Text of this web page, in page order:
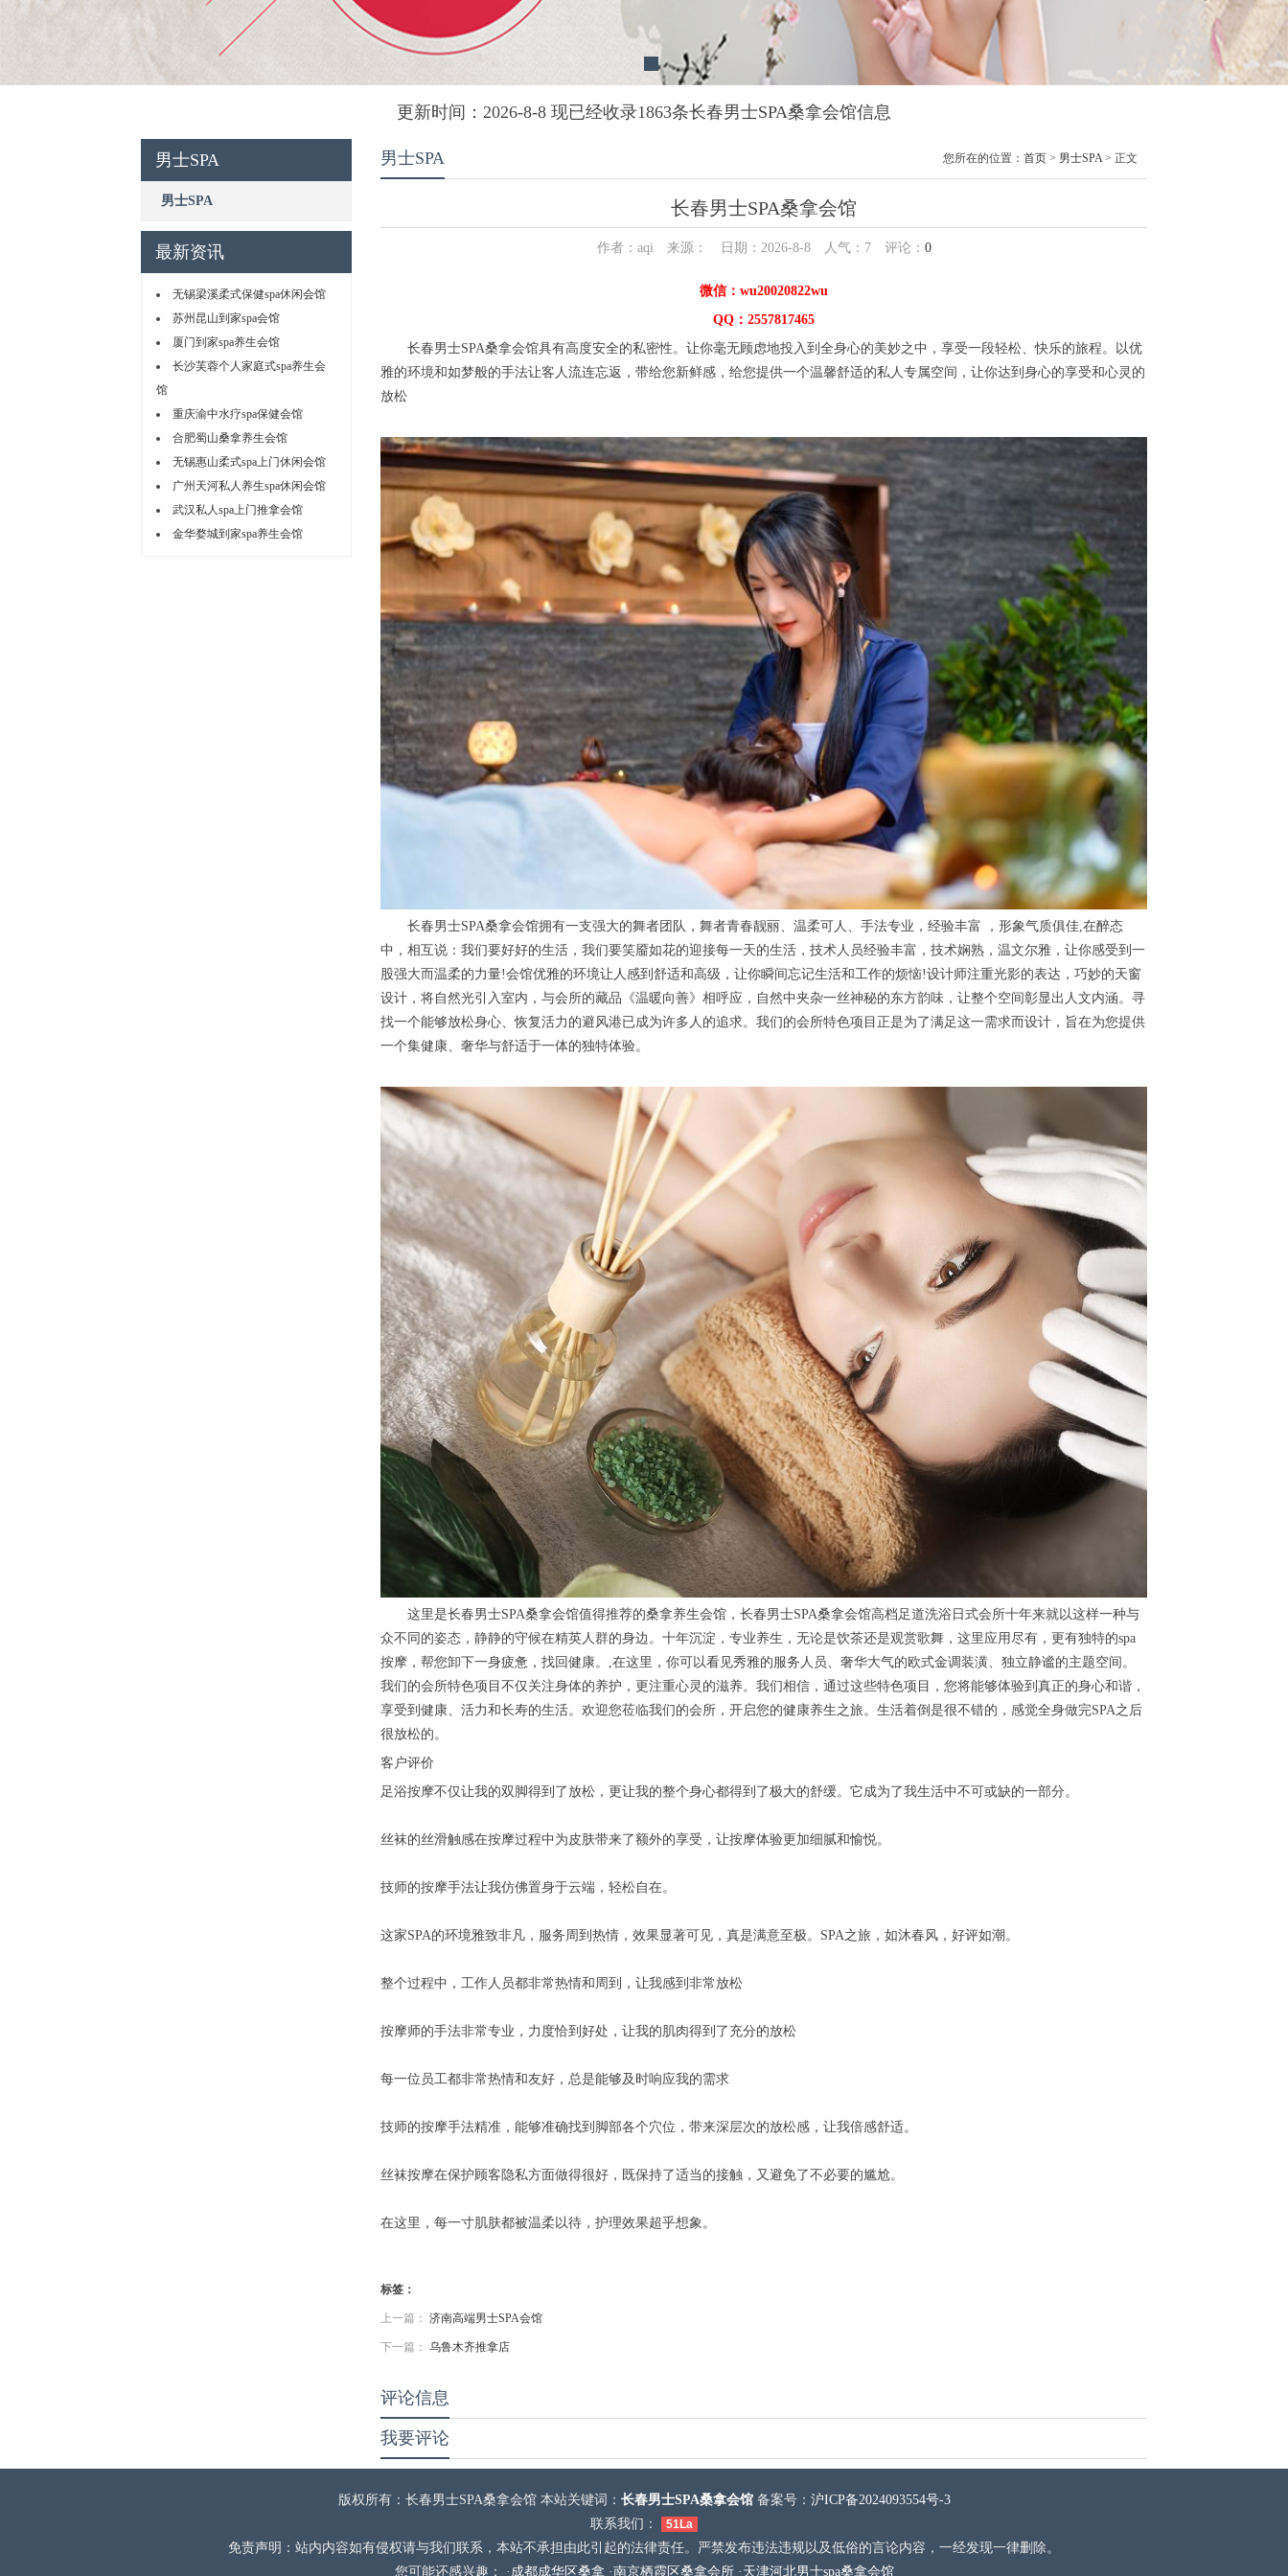
更新时间：2026-8-8 现已经收录1863条长春男士SPA桑拿会馆信息
男士SPA
男士SPA
最新资讯
无锡梁溪柔式保健spa休闲会馆
苏州昆山到家spa会馆
厦门到家spa养生会馆
长沙芙蓉个人家庭式spa养生会
馆
重庆渝中水疗spa保健会馆
合肥蜀山桑拿养生会馆
无锡惠山柔式spa上门休闲会馆
广州天河私人养生spa休闲会馆
武汉私人spa上门推拿会馆
金华婺城到家spa养生会馆
男士SPA 您所在的位置： 首页 > 男士SPA> 正文
长春男士SPA桑拿会馆
作者：aqi 来源： 日期：2026-8-8 人气： 7评论： 0
微信：wu20020822wu
QQ：2557817465
长春男士SPA桑拿会馆具有高度安全的私密性。让你毫无顾虑地投入到全身心的美妙之中，享受一段轻松、快乐的旅程。以优
雅的环境和如梦般的手法让客人流连忘返，带给您新鲜感，给您提供一个温馨舒适的私人专属空间，让你达到身心的享受和心灵的
放松
长春男士SPA桑拿会馆拥有一支强大的舞者团队，舞者青春靓丽、温柔可人、手法专业，经验丰富 ，形象气质俱佳,在醉态
中，相互说：我们要好好的生活，我们要笑靥如花的迎接每一天的生活，技术人员经验丰富，技术娴熟，温文尔雅，让你感受到一
股强大而温柔的力量!会馆优雅的环境让人感到舒适和高级，让你瞬间忘记生活和工作的烦恼!设计师注重光影的表达，巧妙的天窗
设计，将自然光引入室内，与会所的藏品《温暖向善》相呼应，自然中夹杂一丝神秘的东方韵味，让整个空间彰显出人文内涵。寻
找一个能够放松身心、恢复活力的避风港已成为许多人的追求。我们的会所特色项目正是为了满足这一需求而设计，旨在为您提供
一个集健康、奢华与舒适于一体的独特体验。
这里是长春男士SPA桑拿会馆值得推荐的桑拿养生会馆，长春男士SPA桑拿会馆高档足道洗浴日式会所十年来就以这样一种与
众不同的姿态，静静的守候在精英人群的身边。十年沉淀，专业养生，无论是饮茶还是观赏歌舞，这里应用尽有，更有独特的spa
按摩，帮您卸下一身疲惫，找回健康。,在这里，你可以看见秀雅的服务人员、奢华大气的欧式金调装潢、独立静谧的主题空间。
我们的会所特色项目不仅关注身体的养护，更注重心灵的滋养。我们相信，通过这些特色项目，您将能够体验到真正的身心和谐，
享受到健康、活力和长寿的生活。欢迎您莅临我们的会所，开启您的健康养生之旅。生活着倒是很不错的，感觉全身做完SPA之后
很放松的。
客户评价
足浴按摩不仅让我的双脚得到了放松，更让我的整个身心都得到了极大的舒缓。它成为了我生活中不可或缺的一部分。
丝袜的丝滑触感在按摩过程中为皮肤带来了额外的享受，让按摩体验更加细腻和愉悦。
技师的按摩手法让我仿佛置身于云端，轻松自在。
这家SPA的环境雅致非凡，服务周到热情，效果显著可见，真是满意至极。SPA之旅，如沐春风，好评如潮。
整个过程中，工作人员都非常热情和周到，让我感到非常放松
按摩师的手法非常专业，力度恰到好处，让我的肌肉得到了充分的放松
每一位员工都非常热情和友好，总是能够及时响应我的需求
技师的按摩手法精准，能够准确找到脚部各个穴位，带来深层次的放松感，让我倍感舒适。
丝袜按摩在保护顾客隐私方面做得很好，既保持了适当的接触，又避免了不必要的尴尬。
在这里，每一寸肌肤都被温柔以待，护理效果超乎想象。
标签：
上一篇： 济南高端男士SPA会馆
下一篇： 乌鲁木齐推拿店
评论信息
我要评论
版权所有：长春男士SPA桑拿会馆 本站关键词： 长春男士SPA桑拿会馆备案号： 沪ICP备2024093554号-3
联系我们：
51La
免责声明：站内内容如有侵权请与我们联系，本站不承担由此引起的法律责任。严禁发布违法违规以及低俗的言论内容，一经发现一律删除。
您可能还感兴趣： · 成都成华区桑拿·南京栖霞区桑拿会所· 天津河北男士spa桑拿会馆